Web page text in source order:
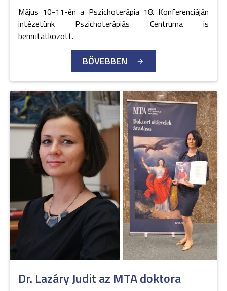
Május 10-11-én a Pszichoterápia 18. Konferenciáján
intézetünk Pszichoterápiás Centruma is
bemutatkozott.
BŐVEBBEN
Dr. Lazáry Judit az MTA doktora